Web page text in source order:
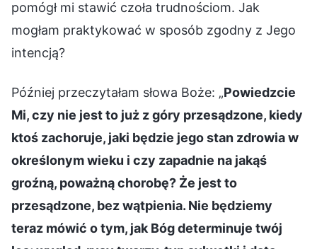
pomógł mi stawić czoła trudnościom. Jak
mogłam praktykować w sposób zgodny z Jego
intencją?
Później przeczytałam słowa Boże: „Powiedzcie
Mi, czy nie jest to już z góry przesądzone, kiedy
ktoś zachoruje, jaki będzie jego stan zdrowia w
określonym wieku i czy zapadnie na jakąś
groźną, poważną chorobę? Że jest to
przesądzone, bez wątpienia. Nie będziemy
teraz mówić o tym, jak Bóg determinuje twój